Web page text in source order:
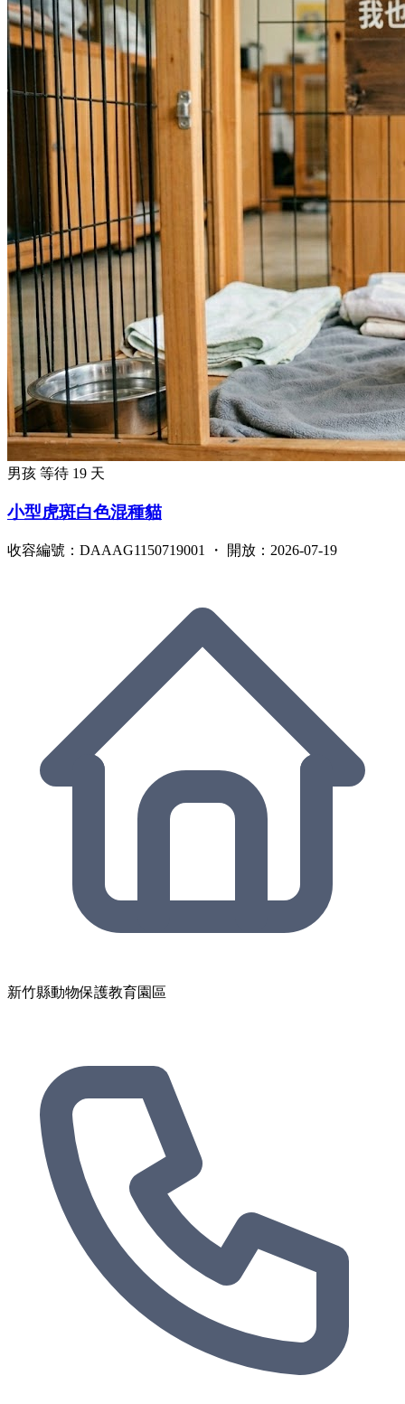
男孩 等待 19 天
小型虎斑白色混種貓
收容編號：DAAAG1150719001 ・ 開放：2026-07-19
新竹縣動物保護教育園區